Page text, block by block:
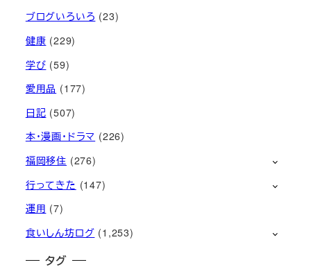
ブログいろいろ (23)
健康 (229)
学び (59)
愛用品 (177)
日記 (507)
本・漫画・ドラマ (226)
福岡移住 (276)
行ってきた (147)
運用 (7)
食いしん坊ログ (1,253)
タグ